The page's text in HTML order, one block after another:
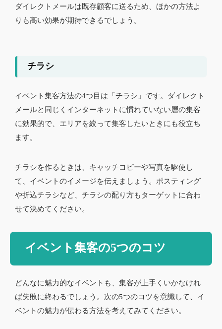
ダイレクトメールは既存顧客に送るため、ほかの方法よ
りも高い効果が期待できるでしょう。
チラシ
イベント集客方法の4つ目は「チラシ」です。ダイレクト
メールと同じくインターネットに慣れていない層の集客
に効果的で、エリアを絞って集客したいときにも役立ち
ます。
チラシを作るときは、キャッチコピーや写真を駆使し
て、イベントのイメージを伝えましょう。ポスティング
や折込チラシなど、チラシの配り方もターゲットに合わ
せて決めてください。
イベント集客の5つのコツ
どんなに魅力的なイベントも、集客が上手くいかなけれ
ば失敗に終わるでしょう。次の5つのコツを意識して、イ
ベントの魅力が伝わる方法を考えてみてください。